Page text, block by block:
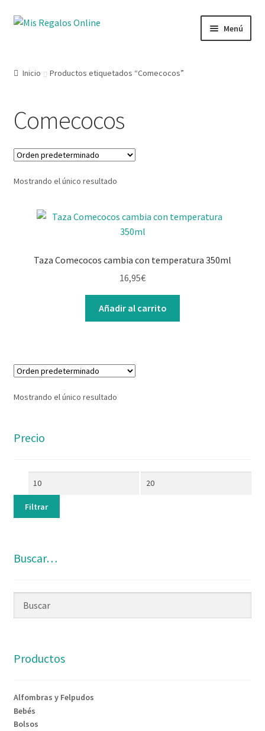
Menú
Secciones
Ofertas
Novedades
Lista de deseos
Inicio Productos etiquetados “Comecocos”
Comecocos
Mostrando el único resultado
Taza Comecocos cambia con temperatura 350ml
16,95€
Añadir al carrito
Mostrando el único resultado
Precio
Filtrar
Buscar…
Productos
Alfombras y Felpudos
Bebés
Bolsos